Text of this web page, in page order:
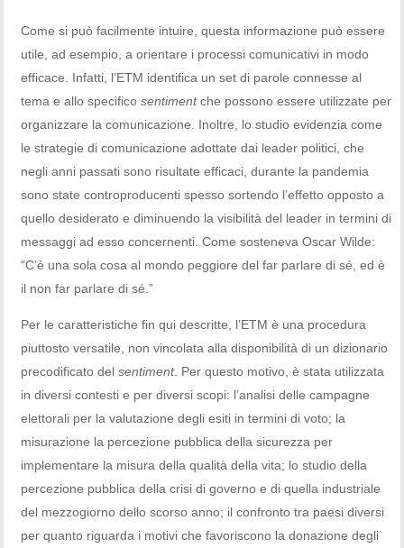
Come si può facilmente intuire, questa informazione può essere
utile, ad esempio, a orientare i processi comunicativi in modo
efficace. Infatti, l’ETM identifica un set di parole connesse al
tema e allo specificosentimentche possono essere utilizzate per
organizzare la comunicazione. Inoltre, lo studio evidenzia come
le strategie di comunicazione adottate dai leader politici, che
negli anni passati sono risultate efficaci, durante la pandemia
sono state controproducenti spesso sortendo l’effetto opposto a
quello desiderato e diminuendo la visibilità del leader in termini di
messaggi ad esso concernenti. Come sosteneva Oscar Wilde:
“C’è una sola cosa al mondo peggiore del far parlare di sé, ed è
il non far parlare di sé.”
Per le caratteristiche fin qui descritte, l’ETM è una procedura
piuttosto versatile, non vincolata alla disponibilità di un dizionario
precodificato delsentiment. Per questo motivo, è stata utilizzata
in diversi contesti e per diversi scopi: l’analisi delle campagne
elettorali per la valutazione degli esiti in termini di voto; la
misurazione la percezione pubblica della sicurezza per
implementare la misura della qualità della vita; lo studio della
percezione pubblica della crisi di governo e di quella industriale
del mezzogiorno dello scorso anno; il confronto tra paesi diversi
per quanto riguarda i motivi che favoriscono la donazione degli